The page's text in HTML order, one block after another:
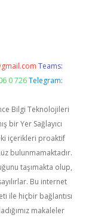
Teams:
0 726 Telegram:
Bilgi Teknolojileri
bir Yer Sağlayıcı
içerikleri proaktif
bulunmamaktadır.
taşımakta olup,
Bu internet
ile hiçbir bağlantısı
makaleler